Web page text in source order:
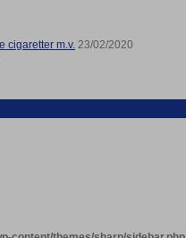
cigaretter m.v. 23/02/2020